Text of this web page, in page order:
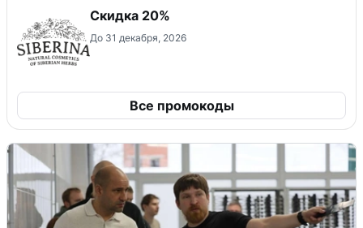
Скидка 20%
До 31 декабря, 2026
Все промокоды